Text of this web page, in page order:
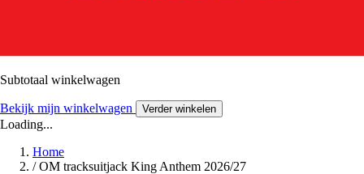
Subtotaal winkelwagen
Bekijk mijn winkelwagen Verder winkelen
Loading...
Home
/ OM tracksuitjack King Anthem 2026/27